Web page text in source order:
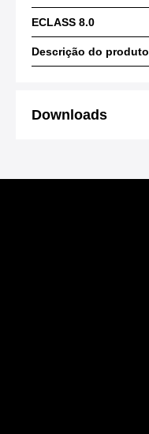
ECLASS 8.0
Descrição do produto
Downloads